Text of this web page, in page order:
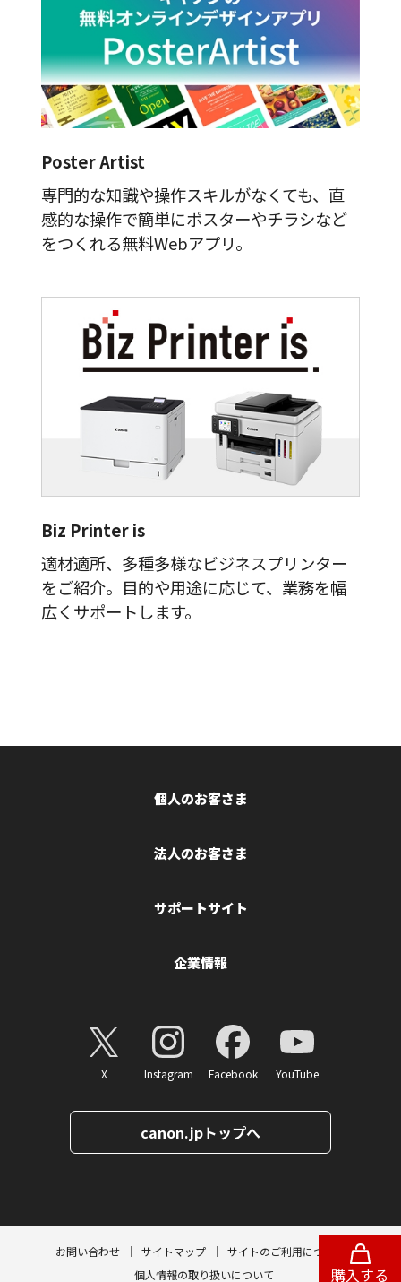
TOP
Gシリーズ
Poster Artist
専門的な知識や操作スキルがなくても、直
感的な操作で簡単にポスターやチラシなど
をつくれる無料Webアプリ。
Biz Printer is
適材適所、多種多様なビジネスプリンター
をご紹介。目的や用途に応じて、業務を幅
広くサポートします。
購入する
個人のお客さま
法人のお客さま
サポートサイト
企業情報
X Instagram Facebook YouTube
canon.jpトップへ
お問い合わせ サイトマップ
サイトのご利用について
個人情報の取り扱いについて